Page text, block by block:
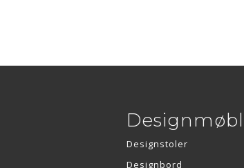
Designstoler
Designbord